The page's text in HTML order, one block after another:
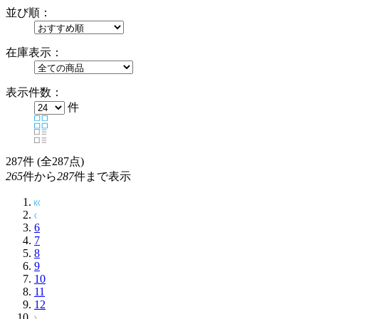
並び順：
在庫表示：
表示件数：
件
287件 (全287点)
265件から287件まで表示
6
7
8
9
10
11
12